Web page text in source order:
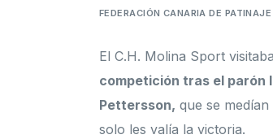
FEDERACIÓN CANARIA DE PATINAJE
El C.H. Molina Sport
competición tras el parón
Pettersson, que se
solo les valía la victoria.